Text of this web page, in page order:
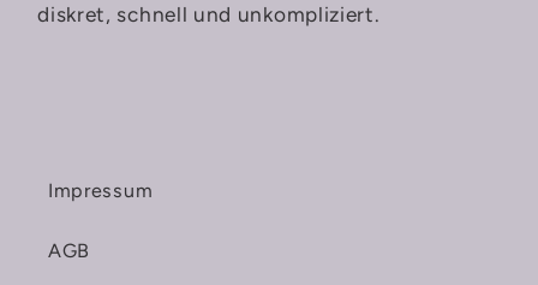
diskret, schnell und unkompliziert.
Impressum
AGB